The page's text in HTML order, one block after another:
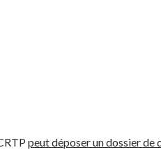
peut déposer un dossier de